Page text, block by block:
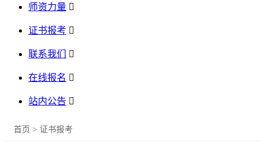
师资力量 
证书报考 
联系我们 
在线报名 
站内公告 
首页 > 证书报考